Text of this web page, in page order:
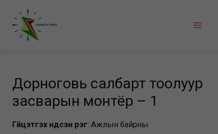
content
Дорноговь салбарт тоолуур
засварын монтёр – 1
Гүйцэтгэх үндсэн үүрэг: Ажлын байрны